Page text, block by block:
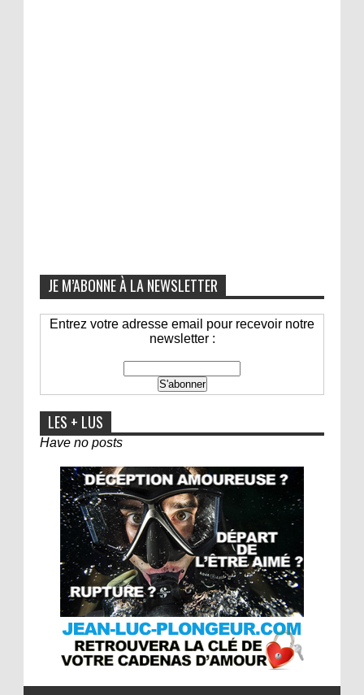
JE M’ABONNE À LA NEWSLETTER
Entrez votre adresse email pour recevoir notre
newsletter :
LES + LUS
Have no posts